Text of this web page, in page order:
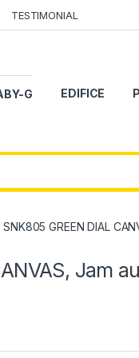
TESTIMONIAL
G EDIFICE
SNK805 GREEN DIAL
Jam